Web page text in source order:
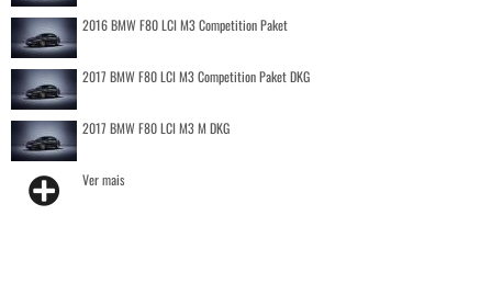
2016 BMW F80 LCI M3 Competition Paket
2017 BMW F80 LCI M3 Competition Paket DKG
2017 BMW F80 LCI M3 M DKG
Ver mais